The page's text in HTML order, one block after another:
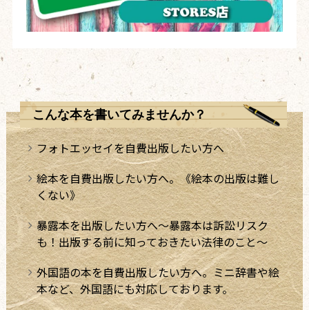
こんな本を書いてみませんか？
フォトエッセイを自費出版したい方へ
絵本を自費出版したい方へ。《絵本の出版は難し
くない》
暴露本を出版したい方へ～暴露本は訴訟リスク
も！出版する前に知っておきたい法律のこと～
外国語の本を自費出版したい方へ。ミニ辞書や絵
本など、外国語にも対応しております。